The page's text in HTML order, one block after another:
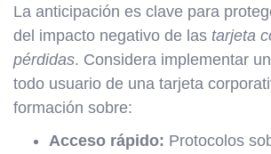
La anticipación es clave para
del impacto negativo de las tarjeta
pérdidas. Considera implementar
todo usuario de una tarjeta
formación sobre:
Acceso rápido: Protocolos